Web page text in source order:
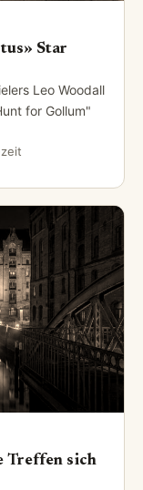
Star
Leo Woodall
for Gollum"
Treffen sich